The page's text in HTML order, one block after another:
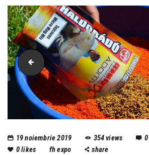
Traxis---Cort-Brolly
19 noiembrie 2019 354views 0
0likes fh expo share